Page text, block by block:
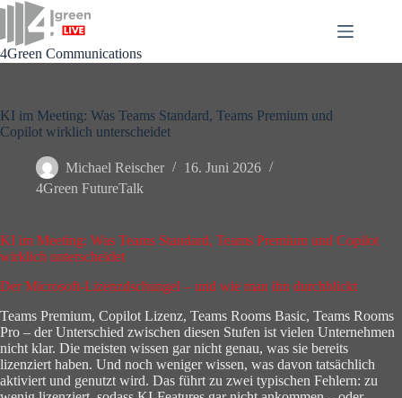
Zum
Inhalt
springen
4Green Communications
KI im Meeting: Was Teams Standard, Teams Premium und
Copilot wirklich unterscheidet
Michael Reischer
16. Juni 2026
4Green FutureTalk
KI im Meeting: Was Teams Standard, Teams Premium und Copilot
wirklich unterscheidet
Der Microsoft-Lizenzdschungel – und wie man ihn durchblickt
Teams Premium, Copilot Lizenz, Teams Rooms Basic, Teams Rooms
Pro – der Unterschied zwischen diesen Stufen ist vielen Unternehmen
nicht klar. Die meisten wissen gar nicht genau, was sie bereits
lizenziert haben. Und noch weniger wissen, was davon tatsächlich
aktiviert und genutzt wird. Das führt zu zwei typischen Fehlern: zu